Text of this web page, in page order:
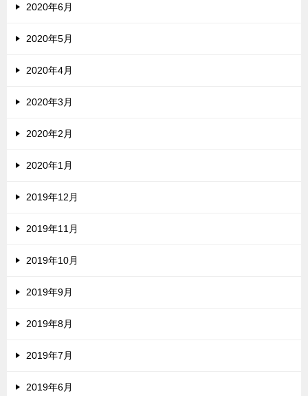
2020年6月
2020年5月
2020年4月
2020年3月
2020年2月
2020年1月
2019年12月
2019年11月
2019年10月
2019年9月
2019年8月
2019年7月
2019年6月